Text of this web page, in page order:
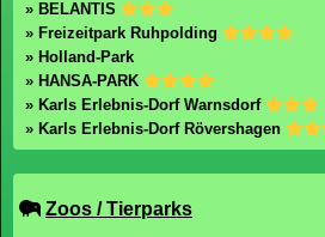
» BELANTIS
» Freizeitpark Ruhpolding
» Holland-Park
» HANSA-PARK
» Karls Erlebnis-Dorf Warnsdorf
» Karls Erlebnis-Dorf Rövershagen
Zoos / Tierparks